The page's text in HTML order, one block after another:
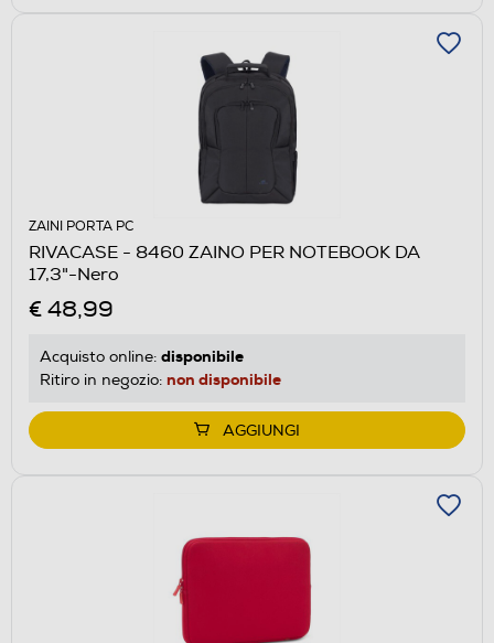
ZAINI PORTA PC
RIVACASE - 8460 ZAINO PER NOTEBOOK DA
17,3"-Nero
€ 48,99
Acquisto online: disponibile
Ritiro in negozio: non disponibile
AGGIUNGI